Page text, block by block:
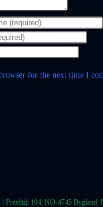
for the next time I
Prestlidi 104, NO-4745